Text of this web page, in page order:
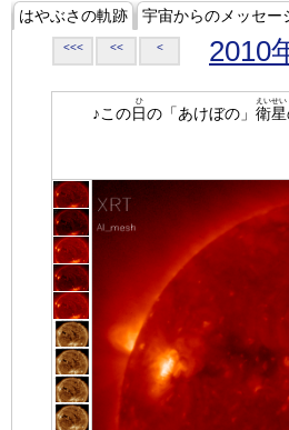
はやぶさの軌跡 宇宙からのメッセー
<<< << < 2010
♪この日
ひ
の「あけぼの」 衛星
えいせい